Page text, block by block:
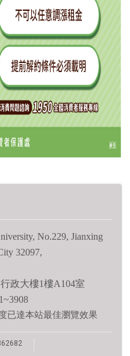
No.229, Jianxing
32097,
行政大樓1樓A104室
達本站最佳瀏覽效果